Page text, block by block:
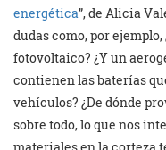
energética”, de Alicia
dudas como, por
fotovoltaico? ¿Y un
contienen las baterías
vehículos? ¿De dónde
sobre todo, lo que nos
materiales en la corteza